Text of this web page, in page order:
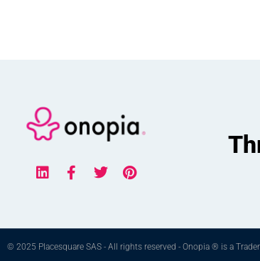
© 2025 Placesquare SAS - All rights reserved - Onopia ® is a